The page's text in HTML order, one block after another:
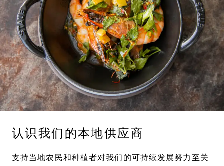
认识我们的本地供应商
支持当地农民和种植者对我们的可持续发展努力至关